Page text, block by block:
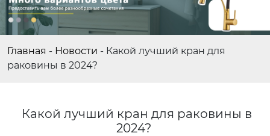
Главная - Новости - Какой лучший кран для
раковины в 2024?
Какой лучший кран для раковины в
2024?